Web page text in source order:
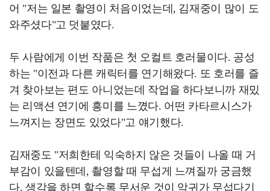
어 "저는 일본 촬영이 처음이었는데, 김재중이 많이 도
와주셨다"고 덧붙였다.
두 사람에게 이번 작품은 첫 오컬트 호러물이다. 공성
하는 "이전과 다른 캐릭터를 연기해왔다. 또 호러를 즐
겨 찾아보는 편도 아니었는데 작업을 하다보니까 재밌
는 리액션 연기에 흥미를 느꼈다. 어떤 카타르시스가
느껴지는 장면도 있었다"고 얘기했다.
김재중도 "저희한테 익숙하지 않은 것들이 나올 때 거
부감이 있을텐데, 촬영할 때 무섭게 느껴질까 궁금했
다. 생각을 하면 할수록 무서운 것이 악귀가 무섭다기